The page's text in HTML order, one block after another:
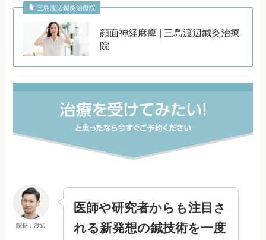
三島渡辺鍼灸治療院
顔面神経麻痺 | 三島渡辺鍼灸治療
院
院長：渡辺
医師や研究者からも注目さ
れる新発想の鍼技術を一度